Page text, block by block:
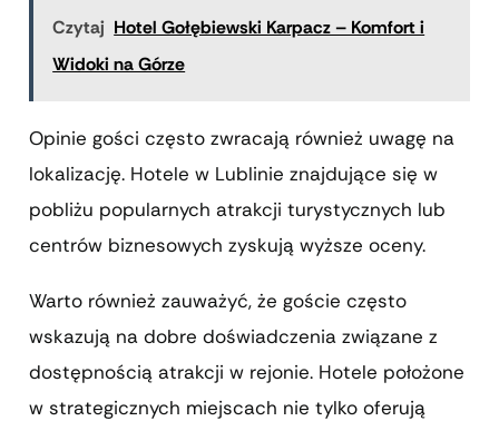
Czytaj Hotel Gołębiewski Karpacz – Komfort i
Widoki na Górze
Opinie gości często zwracają również uwagę na
lokalizację. Hotele w Lublinie znajdujące się w
pobliżu popularnych atrakcji turystycznych lub
centrów biznesowych zyskują wyższe oceny.
Warto również zauważyć, że goście często
wskazują na dobre doświadczenia związane z
dostępnością atrakcji w rejonie. Hotele położone
w strategicznych miejscach nie tylko oferują